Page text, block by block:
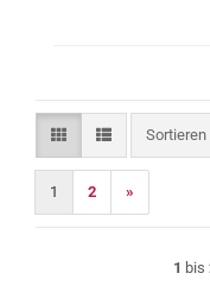
Sortieren
Sortieren
1 2 »
1 bis